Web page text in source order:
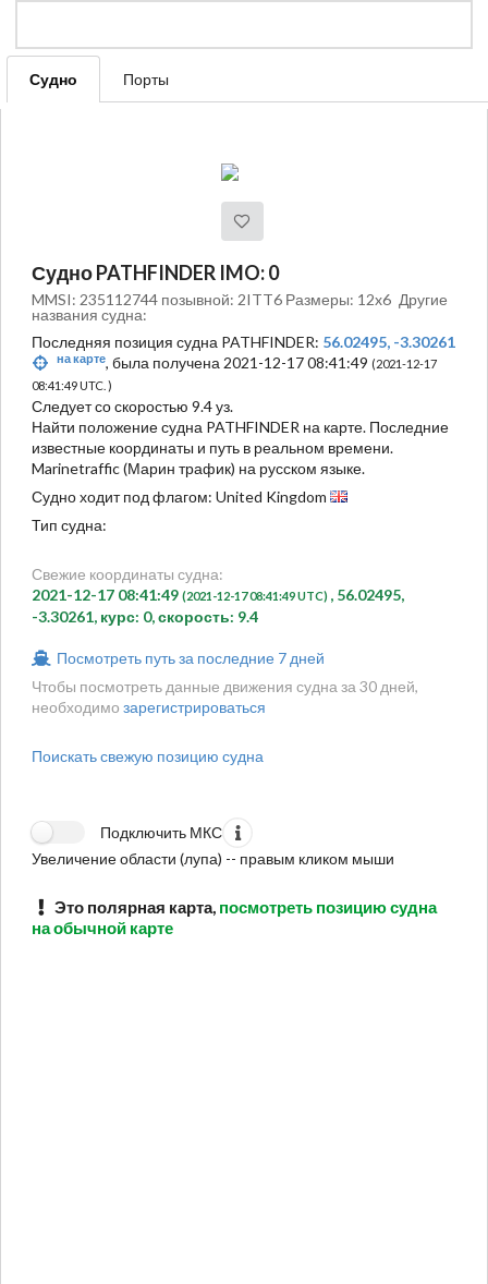
Судно Порты
Судно PATHFINDER IMO: 0
MMSI: 235112744 позывной: 2ITT6 Размеры: 12x6 Другие
названия судна:
Последняя позиция судна PATHFINDER: 56.02495, -3.30261
на карте, была получена 2021-12-17 08:41:49 (2021-12-17
08:41:49 UTC. )
Следует со скоростью 9.4 уз.
Найти положение судна PATHFINDER на карте. Последние
известные координаты и путь в реальном времени.
Marinetraffic (Марин трафик) на русском языке.
Судно ходит под флагом: United Kingdom
Тип судна:
Свежие координаты судна:
2021-12-17 08:41:49 (2021-12-17 08:41:49 UTC) , 56.02495,
-3.30261, курс: 0, скорость: 9.4
Посмотреть путь за последние 7 дней
Чтобы посмотреть данные движения судна за 30 дней,
необходимо зарегистрироваться
Поискать свежую позицию судна
Подключить МКС
Увеличение области (лупа) -- правым кликом мыши
Это полярная карта, посмотреть позицию судна
на обычной карте